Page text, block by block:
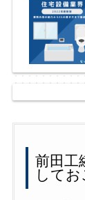
前田工
してお